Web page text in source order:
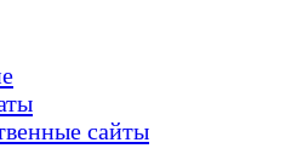
сайты